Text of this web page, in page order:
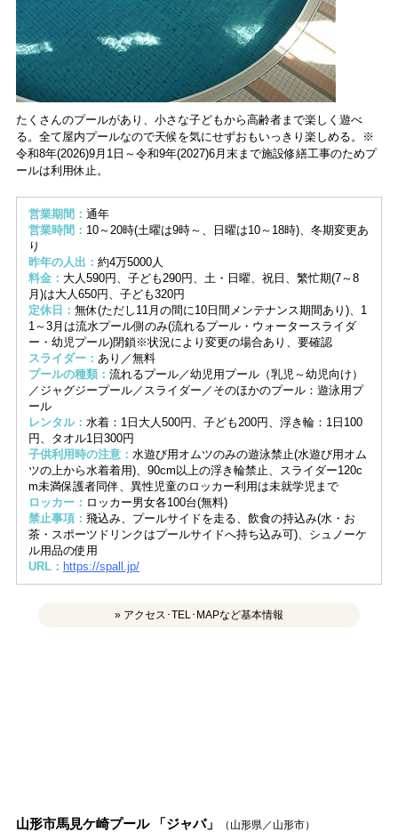
たくさんのプールがあり、小さな子どもから高齢者まで楽しく遊べ
る。全て屋内プールなので天候を気にせずおもいっきり楽しめる。※
令和8年(2026)9月1日～令和9年(2027)6月末まで施設修繕工事のためプ
ールは利用休止。
営業期間： 通年
営業時間： 10～20時(土曜は9時～、日曜は10～18時)、冬期変更あ
り
昨年の人出： 約4万5000人
料金： 大人590円、子ども290円、土・日曜、祝日、繁忙期(7～8
月)は大人650円、子ども320円
定休日： 無休(ただし11月の間に10日間メンテナンス期間あり)、1
1～3月は流水プール側のみ(流れるプール・ウォータースライダ
ー・幼児プール)閉鎖※状況により変更の場合あり、要確認
スライダー： あり／無料
プールの種類： 流れるプール／幼児用プール（乳児～幼児向け）
／ジャグジープール／スライダー／そのほかのプール：遊泳用プ
ール
レンタル： 水着：1日大人500円、子ども200円、浮き輪：1日100
円、タオル1日300円
子供利用時の注意： 水遊び用オムツのみの遊泳禁止(水遊び用オム
ツの上から水着着用)、90cm以上の浮き輪禁止、スライダー120c
m未満保護者同伴、異性児童のロッカー利用は未就学児まで
ロッカー： ロッカー男女各100台(無料)
禁止事項： 飛込み、プールサイドを走る、飲食の持込み(水・お
茶・スポーツドリンクはプールサイドへ持ち込み可)、シュノーケ
ル用品の使用
URL： https://spall.jp/
» アクセス･TEL･MAPなど基本情報
山形市馬見ケ崎プール 「ジャバ」 （山形県／山形市）